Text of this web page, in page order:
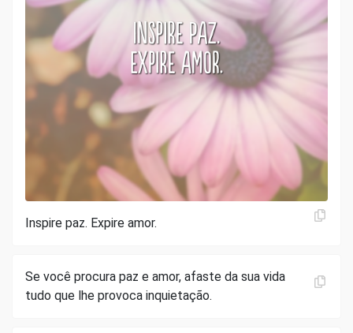
Inspire paz. Expire amor.
Se você procura paz e amor, afaste da sua vida
tudo que lhe provoca inquietação.